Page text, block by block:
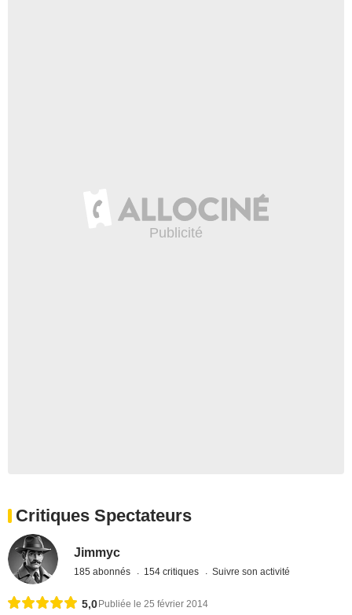
Critiques Spectateurs
Jimmyc
185 abonnés 154 critiques Suivre son activité
5,0 Publiée le 25 février 2014